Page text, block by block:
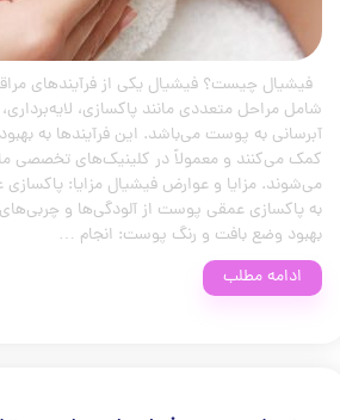
فیشیال چیست؟ فیشیال یکی از فرآیندهای
شامل مراحل متعددی مانند پاکسازی،
آبرسانی به پوست می‌باشد. این فرآیندها به
کمک می‌کنند و معمولاً در کلینیک‌های تخصصی
می‌شوند. مزایا و عوارض فیشیال مزایا:
به پاکسازی عمقی پوست از آلودگی‌ها و
بهبود وضع بافت و رنگ پوست: انجام …
ادامه مطلب